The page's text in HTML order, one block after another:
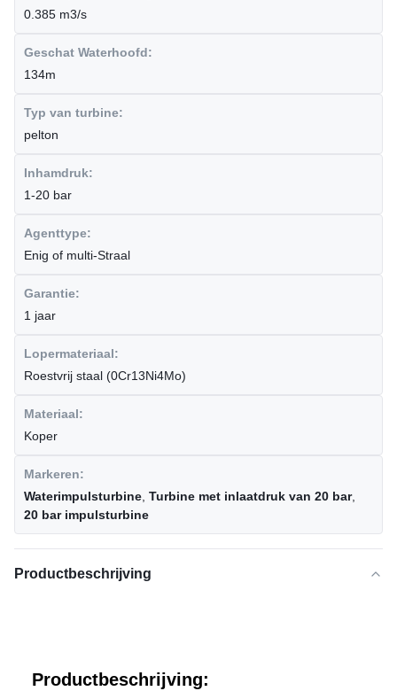
0.385 m3/s
Geschat Waterhoofd:
134m
Typ van turbine:
pelton
Inhamdruk:
1-20 bar
Agenttype:
Enig of multi-Straal
Garantie:
1 jaar
Lopermateriaal:
Roestvrij staal (0Cr13Ni4Mo)
Materiaal:
Koper
Markeren:
Waterimpulsturbine Turbine met inlaatdruk van 20 bar,
20 bar impulsturbine
Productbeschrijving
Productbeschrijving: